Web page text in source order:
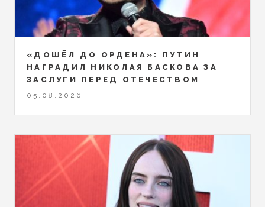
«ДОШЁЛ ДО ОРДЕНА»: ПУТИН
НАГРАДИЛ НИКОЛАЯ БАСКОВА ЗА
ЗАСЛУГИ ПЕРЕД ОТЕЧЕСТВОМ
05.08.2026